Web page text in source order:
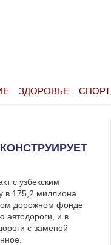
ЗДОРОВЬЕ СПОРТ
с узбекским
в 175,2 миллиона
дорожном фонде
автодороги, и в
с заменой